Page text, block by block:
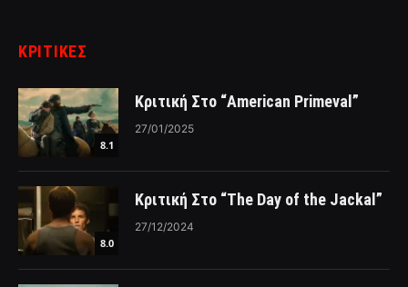
ΚΡΙΤΙΚΈΣ
8.1
Κριτική Στο “American Primeval”
27/01/2025
8.0
Κριτική Στο “The Day of the Jackal”
27/12/2024